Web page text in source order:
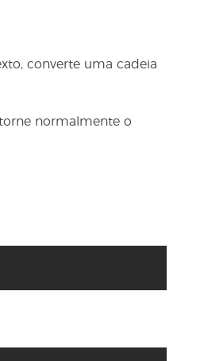
converte uma cadeia
normalmente o